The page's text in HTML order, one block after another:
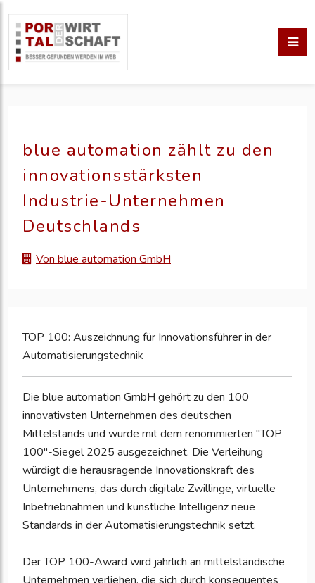
blue automation zählt zu den
innovationsstärksten
Industrie-Unternehmen
Deutschlands
Von blue automation GmbH
TOP 100: Auszeichnung für Innovationsführer in der
Automatisierungstechnik
Die blue automation GmbH gehört zu den 100
innovativsten Unternehmen des deutschen
Mittelstands und wurde mit dem renommierten "TOP
100"-Siegel 2025 ausgezeichnet. Die Verleihung
würdigt die herausragende Innovationskraft des
Unternehmens, das durch digitale Zwillinge, virtuelle
Inbetriebnahmen und künstliche Intelligenz neue
Standards in der Automatisierungstechnik setzt.
Der TOP 100-Award wird jährlich an mittelständische